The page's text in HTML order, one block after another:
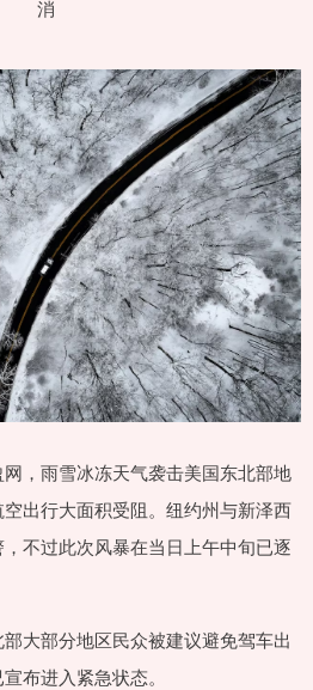
，雨雪冰冻天气袭击美国东北部地
出行大面积受阻。纽约州与新泽西
不过此次风暴在当日上午中旬已逐
部分地区民众被建议避免驾车出
布进入紧急状态。